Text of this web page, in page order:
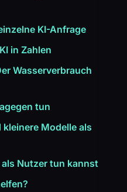
KI-Anfrage
in Zahlen
Wasserverbrauch
tun
Modelle als
Nutzer tun kannst